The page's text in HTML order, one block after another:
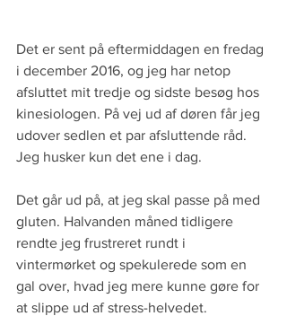
Det er sent på eftermiddagen en fredag
i december 2016, og jeg har netop
afsluttet mit tredje og sidste besøg hos
kinesiologen. På vej ud af døren får jeg
udover sedlen et par afsluttende råd.
Jeg husker kun det ene i dag.
Det går ud på, at jeg skal passe på med
gluten. Halvanden måned tidligere
rendte jeg frustreret rundt i
vintermørket og spekulerede som en
gal over, hvad jeg mere kunne gøre for
at slippe ud af stress-helvedet.